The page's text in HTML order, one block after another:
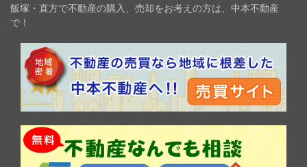
飯塚・直方で不動産の購入、売却をお考えの方は、中本不動産
で！